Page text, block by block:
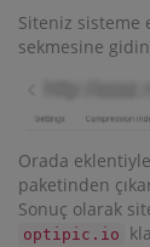
Siteniz sisteme
sekmesine
Orada
paketinden
Sonuç olarak
optipic.io